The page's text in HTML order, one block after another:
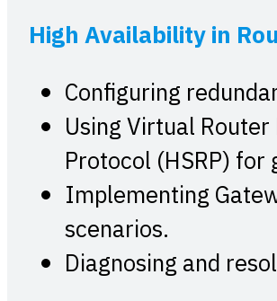
High Availability in
Configuring
Using Virtual
Protocol (HSRP)
Implementing
scenarios.
Diagnosing and